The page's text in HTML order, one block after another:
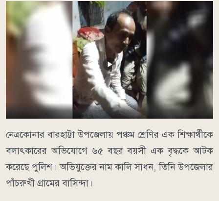
নেত্রকোনার বারহাট্টা উপজেলায় পঞ্চম শ্রেণির এক শিক্ষার্থীকে
বলাৎকারের অভিযোগে ৬৫ বছর বয়সী এক বৃদ্ধকে আটক
করেছে পুলিশ। অভিযুক্তের নাম কালি সাধন, তিনি উপজেলার
পাঁচরুখী গ্রামের বাসিন্দা।